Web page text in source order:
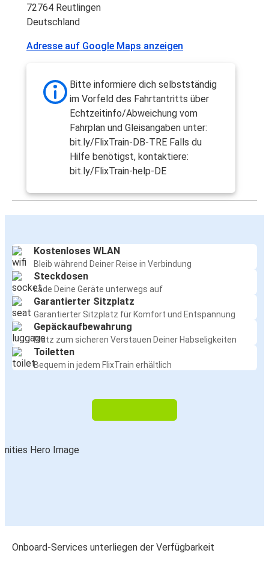
72764 Reutlingen
Deutschland
Adresse auf Google Maps anzeigen
Bitte informiere dich selbstständig
im Vorfeld des Fahrtantritts über
Echtzeitinfo/Abweichung vom
Fahrplan und Gleisangaben unter:
bit.ly/FlixTrain-DB-TRE Falls du
Hilfe benötigst, kontaktiere:
bit.ly/FlixTrain-help-DE
Kostenloses WLAN
Bleib während Deiner Reise in Verbindung
Steckdosen
Lade Deine Geräte unterwegs auf
Garantierter Sitzplatz
Garantierter Sitzplatz für Komfort und Entspannung
Gepäckaufbewahrung
Platz zum sicheren Verstauen Deiner Habseligkeiten
Toiletten
Bequem in jedem FlixTrain erhältlich
Onboard-Services unterliegen der Verfügbarkeit